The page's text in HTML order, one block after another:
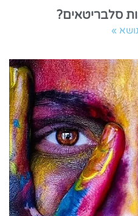
סלבריטאים?
»